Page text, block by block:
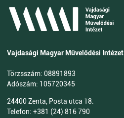
Vajdasági Magyar Művelődési Intézet
Törzsszám: 08891893
Adószám: 105720345
24400 Zenta, Posta utca 18.
Telefon: +381 (24) 816 790